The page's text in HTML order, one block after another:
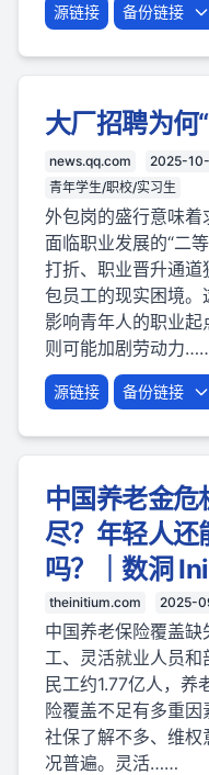
源链接 备份链接
大厂招聘为何
news.qq.com 2025-
青年学生/职校/实习生
外包岗的盛行意味着
面临职业发展的“二
打折、职业晋升通
包员工的现实困境
影响青年人的职业起
则可能加剧劳动力
源链接 备份链接
中国养老金
尽？年轻人还
吗？｜数洞
theinitium.com 2025-
中国养老保险覆盖
工、灵活就业人员
民工约1.77亿人，养
险覆盖不足有多重
社保了解不多、维
况普遍。灵活……